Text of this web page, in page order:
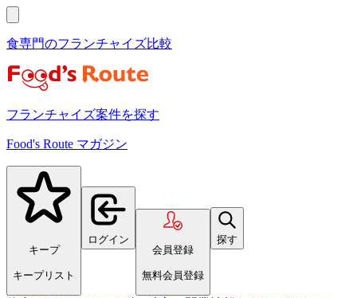
食専門のフランチャイズ比較
フランチャイズ案件を探す
Food's Route マガジン
キープ
キープリスト
ログイン
会員登録
無料会員登録
探す